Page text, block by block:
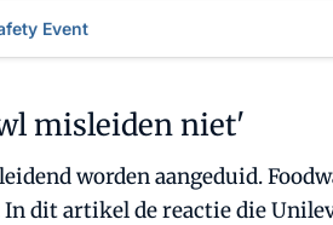
Event
misleiden niet'
worden aangeduid.
dit artikel de reactie die